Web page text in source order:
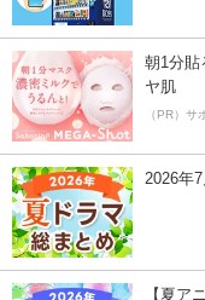
朝1分貼
ヤ肌
（PR）サ
2026年
【夏ア